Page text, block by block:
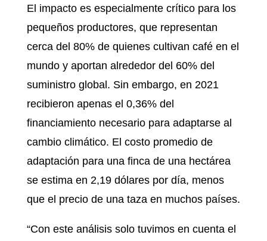
El impacto es especialmente crítico para los
pequeños productores, que representan
cerca del 80% de quienes cultivan café en el
mundo y aportan alrededor del 60% del
suministro global. Sin embargo, en 2021
recibieron apenas el 0,36% del
financiamiento necesario para adaptarse al
cambio climático. El costo promedio de
adaptación para una finca de una hectárea
se estima en 2,19 dólares por día, menos
que el precio de una taza en muchos países.
“Con este análisis solo tuvimos en cuenta el